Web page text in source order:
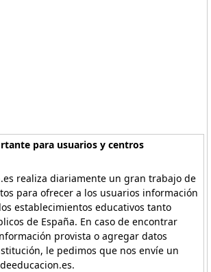
para usuarios y centros
realiza diariamente un gran trabajo de
para ofrecer a los usuarios información
establecimientos educativos tanto
de España. En caso de encontrar
provista o agregar datos
le pedimos que nos envíe un